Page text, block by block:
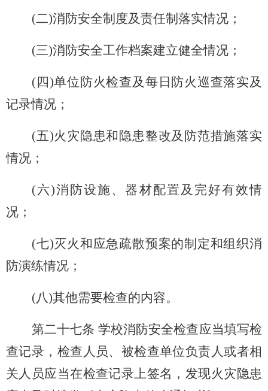
(二)消防安全制度及责任制落实情况；
(三)消防安全工作档案建立健全情况；
(四)单位防火检查及每日防火巡查落实及
记录情况；
(五)火灾隐患和隐患整改及防范措施落实
情况；
(六)消防设施、器材配置及完好有效情
况；
(七)灭火和应急疏散预案的制定和组织消
防演练情况；
(八)其他需要检查的内容。
第二十七条 学校消防安全检查应当填写检
查记录，检查人员、被检查单位负责人或者相
关人员应当在检查记录上签名，发现火灾隐患